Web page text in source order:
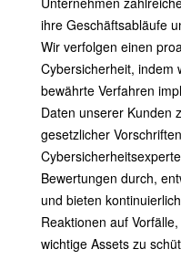
ihre Geschäftsabläufe
Wir verfolgen einen
Cybersicherheit, indem
bewährte Verfahren
Daten unserer Kunden
gesetzlicher
Bewertungen durch,
und bieten
Reaktionen auf
wichtige Assets zu